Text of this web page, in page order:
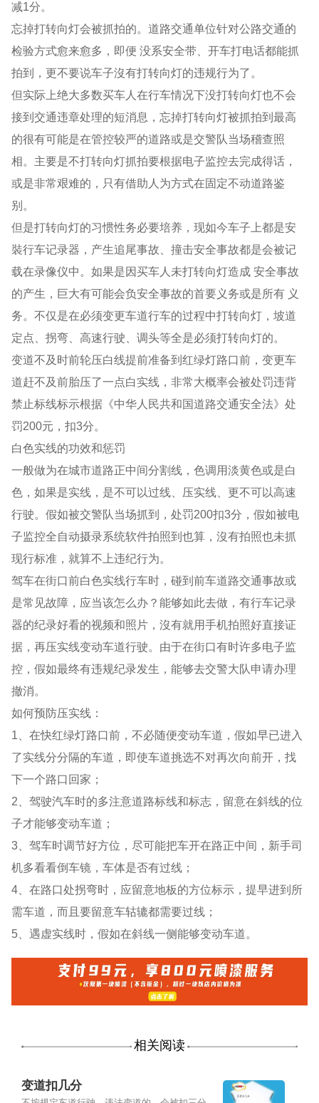
减1分。
忘掉打转向灯会被抓拍的。道路交通单位针对公路交通的
检验方式愈来愈多，即便 没系安全带、开车打电话都能抓
拍到，更不要说车子沒有打转向灯的违规行为了。
但实际上绝大多数买车人在行车情况下没打转向灯也不会
接到交通违章处理的短消息，忘掉打转向灯被抓拍到最高
的很有可能是在管控较严的道路或是交警队当场稽查照
相。主要是不打转向灯抓拍要根据电子监控去完成得话，
或是非常艰难的，只有借助人为方式在固定不动道路鉴
别。
但是打转向灯的习惯性务必要培养，现如今车子上都是安
裝行车记录器，产生追尾事故、撞击安全事故都是会被记
载在录像仪中。如果是因买车人未打转向灯造成 安全事故
的产生，巨大有可能会负安全事故的首要义务或是所有 义
务。不仅是在必须变更车道行车的过程中打转向灯，坡道
定点、拐弯、高速行驶、调头等全是必须打转向灯的。
变道不及时前轮压白线提前准备到红绿灯路口前，变更车
道赶不及前胎压了一点白实线，非常大概率会被处罚违背
禁止标线标示根据《中华人民共和国道路交通安全法》处
罚200元，扣3分。
白色实线的功效和惩罚
一般做为在城市道路正中间分割线，色调用淡黄色或是白
色，如果是实线，是不可以过线、压实线、更不可以高速
行驶。假如被交警队当场抓到，处罚200扣3分，假如被电
子监控全自动摄录系统软件拍照到也算，沒有拍照也未抓
现行标准，就算不上违纪行为。
驾车在街口前白色实线行车时，碰到前车道路交通事故或
是常见故障，应当该怎么办？能够如此去做，有行车记录
器的纪录好看的视频和照片，沒有就用手机拍照好直接证
据，再压实线变动车道行驶。由于在街口有时许多电子监
控，假如最终有违规纪录发生，能够去交警大队申请办理
撤消。
如何预防压实线：
1、在快红绿灯路口前，不必随便变动车道，假如早已进入
了实线分分隔的车道，即使车道挑选不对再次向前开，找
下一个路口回家；
2、驾驶汽车时的多注意道路标线和标志，留意在斜线的位
子才能够变动车道；
3、驾车时调节好方位，尽可能把车开在路正中间，新手司
机多看看倒车镜，车体是否有过线；
4、在路口处拐弯时，应留意地板的方位标示，提早进到所
需车道，而且要留意车轱辘都需要过线；
5、遇虚实线时，假如在斜线一侧能够变动车道。
相关阅读
变道扣几分